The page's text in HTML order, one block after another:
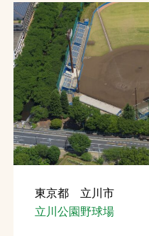
レポート
製品・サービス一覧
施工・管理実績一覧
会社概要
採用情報
お問合せ
東京都 立川市
立川公園野球場